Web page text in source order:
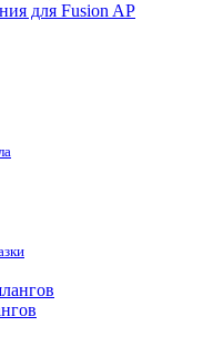
для Fusion AP